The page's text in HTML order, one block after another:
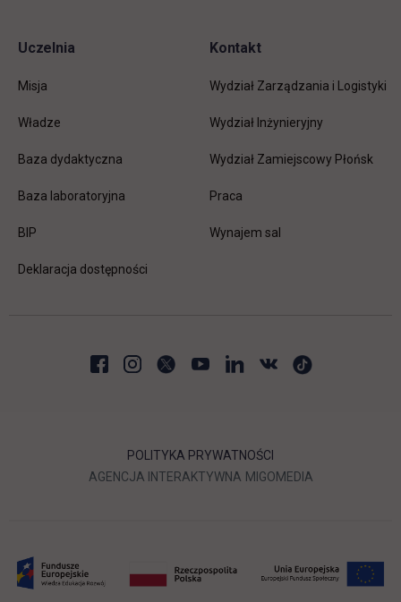
Uczelnia
Misja
Władze
Baza dydaktyczna
Baza laboratoryjna
BIP
Deklaracja dostępności
Kontakt
Wydział Zarządzania i Logistyki
Wydział Inżynieryjny
Wydział Zamiejscowy Płońsk
Praca
Wynajem sal
POLITYKA PRYWATNOŚCI
AGENCJA INTERAKTYWNA LINK OTWIERA SIĘ W
MIGOMEDIA